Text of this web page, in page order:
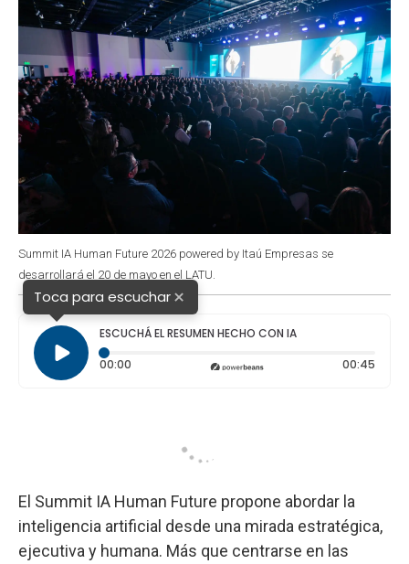
Summit IA Human Future 2026 powered by Itaú Empresas se
desarrollará el 20 de mayo en el LATU.
Toca para escuchar×
ESCUCHÁ EL RESUMEN HECHO CON IA
00:00 Tiempo transcurrido: 0 segundos 00:45
El Summit IA Human Future propone abordar la
inteligencia artificial desde una mirada estratégica,
ejecutiva y humana. Más que centrarse en las